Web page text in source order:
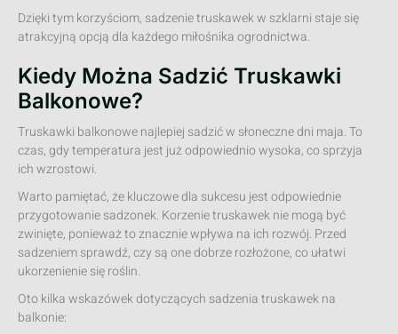
Dzięki tym korzyściom, sadzenie truskawek w szklarni staje się
atrakcyjną opcją dla każdego miłośnika ogrodnictwa.
Kiedy Można Sadzić Truskawki
Balkonowe?
Truskawki balkonowe najlepiej sadzić w słoneczne dni maja. To
czas, gdy temperatura jest już odpowiednio wysoka, co sprzyja
ich wzrostowi.
Warto pamiętać, że kluczowe dla sukcesu jest odpowiednie
przygotowanie sadzonek. Korzenie truskawek nie mogą być
zwinięte, ponieważ to znacznie wpływa na ich rozwój. Przed
sadzeniem sprawdź, czy są one dobrze rozłożone, co ułatwi
ukorzenienie się roślin.
Oto kilka wskazówek dotyczących sadzenia truskawek na
balkonie: